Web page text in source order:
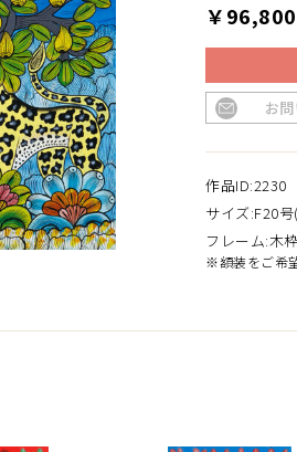
￥96,800
お
作品ID:2230
サイズ:F20
フレーム:木
※額装をご希